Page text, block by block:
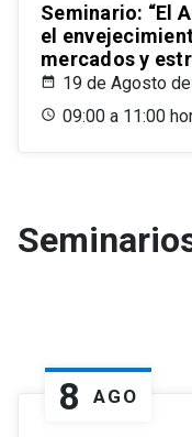
Seminario: “El
el
mercados y
19 de Agosto
09:00 a 11:00
8 AGO